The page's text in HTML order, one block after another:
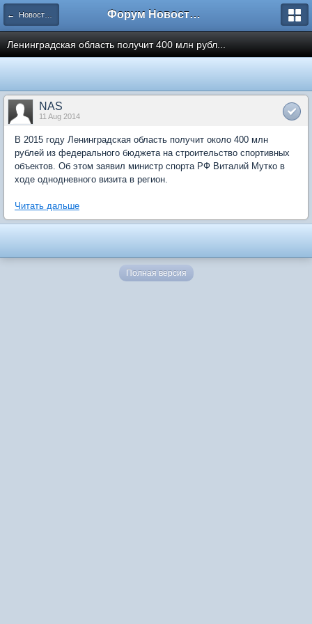
← Новости рынка недвижимости Форум Новостройки
Ленинградская область получит 400 млн рубл...
NAS
11 Aug 2014
В 2015 году Ленинградская область получит около 400 млн
рублей из федерального бюджета на строительство спортивных
объектов. Об этом заявил министр спорта РФ Виталий Мутко в
ходе однодневного визита в регион.
Читать дальше
Полная версия